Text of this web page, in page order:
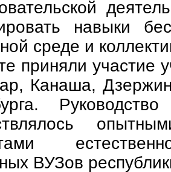
навыки
среде и
приняли участие
Канаша,
ВУЗов